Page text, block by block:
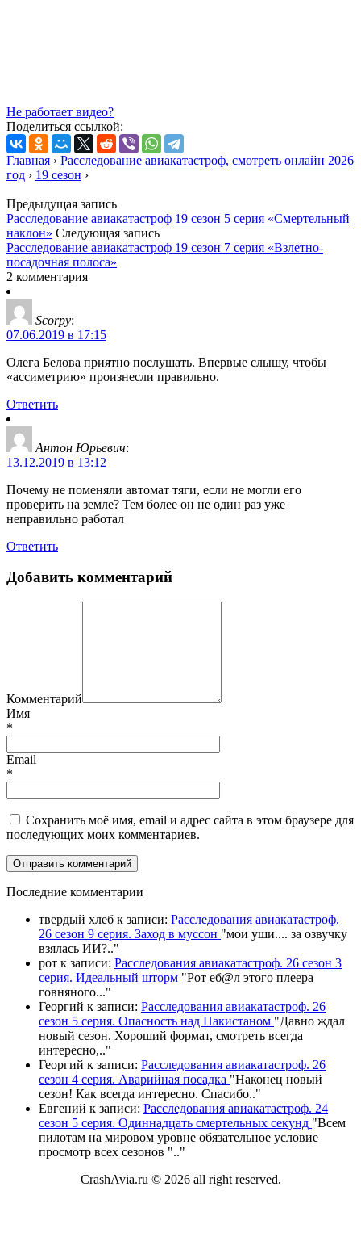
Не работает видео?
Поделиться ссылкой:
Главная › Расследование авиакатастроф, смотреть онлайн 2026
год › 19 сезон ›
Предыдущая запись
Расследование авиакатастроф 19 сезон 5 серия «Смертельный
наклон» Следующая запись
Расследование авиакатастроф 19 сезон 7 серия «Взлетно-
посадочная полоса»
2 комментария
Scorpy:
07.06.2019 в 17:15
Олега Белова приятно послушать. Впервые слышу, чтобы
«ассиметрию» произнесли правильно.
Ответить
Антон Юрьевич:
13.12.2019 в 13:12
Почему не поменяли автомат тяги, если не могли его
проверить на земле? Тем более он не один раз уже
неправильно работал
Ответить
Добавить комментарий
Комментарий
Имя
*
Email
*
Сохранить моё имя, email и адрес сайта в этом браузере для
последующих моих комментариев.
Последние комментарии
твердый хлеб к записи: Расследования авиакатастроф.
26 сезон 9 серия. Заход в муссон "мои уши.... за озвучку
взялась ИИ?.."
рот к записи: Расследования авиакатастроф. 26 сезон 3
серия. Идеальный шторм "Рот еб@л этого плеера
говняного..."
Георгий к записи: Расследования авиакатастроф. 26
сезон 5 серия. Опасность над Пакистаном "Давно ждал
новый сезон. Хороший формат, смотреть всегда
интересно,.."
Георгий к записи: Расследования авиакатастроф. 26
сезон 4 серия. Аварийная посадка "Наконец новый
сезон! Как всегда интересно. Спасибо.."
Евгений к записи: Расследования авиакатастроф. 24
сезон 5 серия. Одиннадцать смертельных секунд "Всем
пилотам на мировом уровне обязательное условие
просмотр всех сезонов ".."
CrashAvia.ru © 2026 all right reserved.